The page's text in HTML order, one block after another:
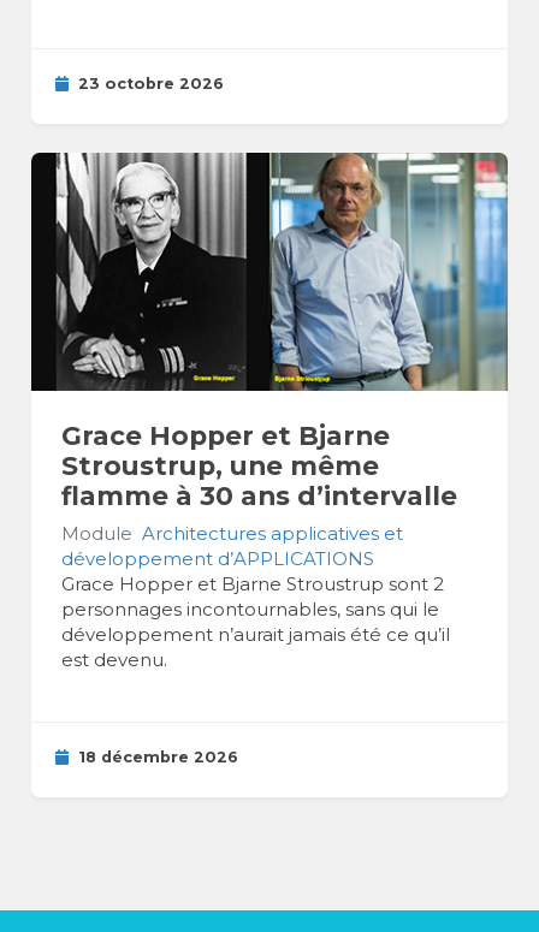
23 octobre 2026
Grace Hopper et Bjarne
Stroustrup, une même
flamme à 30 ans d’intervalle
Module Architectures applicatives et
développement d’APPLICATIONS
Grace Hopper et Bjarne Stroustrup sont 2
personnages incontournables, sans qui le
développement n’aurait jamais été ce qu’il
est devenu.
18 décembre 2026